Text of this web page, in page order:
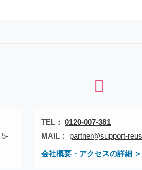
5-
TEL： 0120-007-381
MAIL：
partner@support-
会社概要・アクセスの詳細 ＞